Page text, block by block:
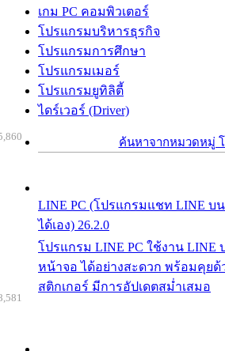
เกม PC คอมพิวเตอร์
โปรแกรมบริหารธุรกิจ
โปรแกรมการศึกษา
โปรแกรมเมอร์
โปรแกรมยูทิลิตี้
ไดร์เวอร์ (Driver)
ค้นหาจากหมวดหมู่
LINE PC (โปรแกรมแชท LINE บ
ได้เอง) 26.2.0
โปรแกรม LINE PC ใช้งาน
หน้าจอ ได้อย่างสะดวก พร้อมคุยด้
สติกเกอร์ มีการอัปเดตสม่ำเสมอ